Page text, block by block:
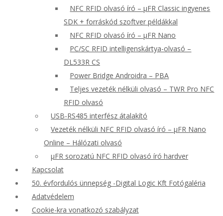
NFC RFID olvasó író – μFR Classic ingyenes
SDK + forráskód szoftver példákkal
NFC RFID olvasó író – μFR Nano
PC/SC RFID intelligenskártya-olvasó –
DL533R CS
Power Bridge Androidra – PBA
Teljes vezeték nélküli olvasó – TWR Pro NFC
RFID olvasó
USB-RS485 interfész átalakító
Vezeték nélküli NFC RFID olvasó író – μFR Nano
Online – Hálózati olvasó
μFR sorozatú NFC RFID olvasó író hardver
Kapcsolat
50. évfordulós ünnepség -Digital Logic Kft Fotógaléria
Adatvédelem
Cookie-kra vonatkozó szabályzat